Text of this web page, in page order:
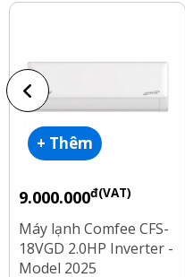
+ Thêm
9.000.000đ(VAT)
Máy lạnh Comfee CFS-
18VGD 2.0HP Inverter -
Model 2025